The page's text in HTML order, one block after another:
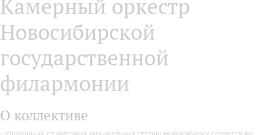
Камерный оркестр
Новосибирской
государственной
филармонии
О коллективе